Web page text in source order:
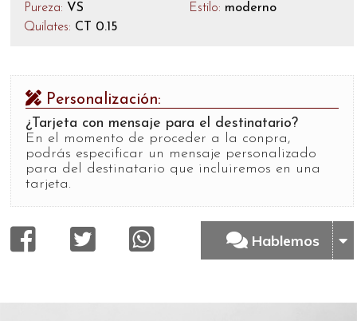
Pureza: VS
Quilates: CT 0.15
Estilo: moderno
Personalización:
¿Tarjeta con mensaje para el destinatario?
En el momento de proceder a la conpra,
podrás especificar un mensaje personalizado
para del destinatario que incluiremos en una
tarjeta.
Hablemos